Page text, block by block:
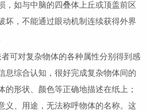
，如与中脑的四叠体上丘或顶盖前区
坏，不能通过眼动机制连续获得外界
可对复杂物体的各种属性分别得到感
息综合认知，很好完成复杂物体间的
的形状、颜色等正确地描述在纸上；
义、用途，无法称呼物体的名称。这